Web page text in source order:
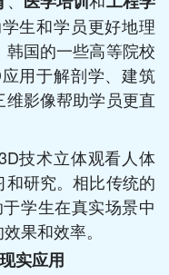
生和学员更好地理
国的一些高等院校
用于解剖学、建筑
影像帮助学员更直
技术立体观看人体
研究。相比传统的
学生在真实场景中
果和效率。
实应用